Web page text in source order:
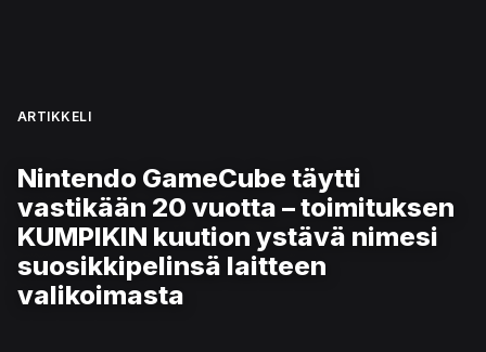
ARTIKKELI
Nintendo GameCube täytti
vastikään 20 vuotta – toimituksen
KUMPIKIN kuution ystävä nimesi
suosikkipelinsä laitteen
valikoimasta